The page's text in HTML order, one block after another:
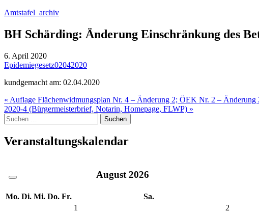
Amtstafel_archiv
BH Schärding: Änderung Einschränkung des
6. April 2020
Epidemiegesetz02042020
kundgemacht am: 02.04.2020
Beitragsnavigation
« Auflage Flächenwidmungsplan Nr. 4 – Änderung 2; ÖEK Nr. 2 – Änderung
2020-4 (Bürgermeisterbrief, Notarin, Homepage, FLWP) »
Suche
nach:
Veranstaltungskalendar
August 2026
Mo. Di. Mi. Do. Fr. Sa.
1
2